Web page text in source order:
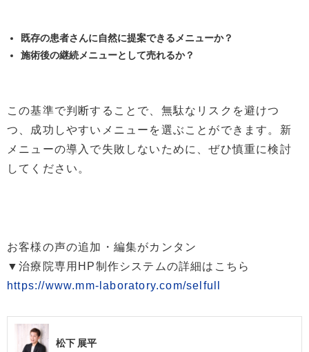
既存の患者さんに自然に提案できるメニューか？
施術後の継続メニューとして売れるか？
この基準で判断することで、無駄なリスクを避けつ
つ、成功しやすいメニューを選ぶことができます。新
メニューの導入で失敗しないために、ぜひ慎重に検討
してください。
お客様の声の追加・編集がカンタン
▼治療院専用HP制作システムの詳細はこちら
https://www.mm-laboratory.com/selfull
松下 展平